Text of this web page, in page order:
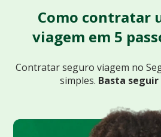
Como contratar
viagem em 5
Contratar seguro viagem no
simples. Basta seguir